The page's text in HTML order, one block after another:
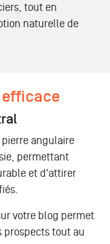
tout en
naturelle de
angulaire
permettant
et d'attirer
votre blog permet
prospects tout au